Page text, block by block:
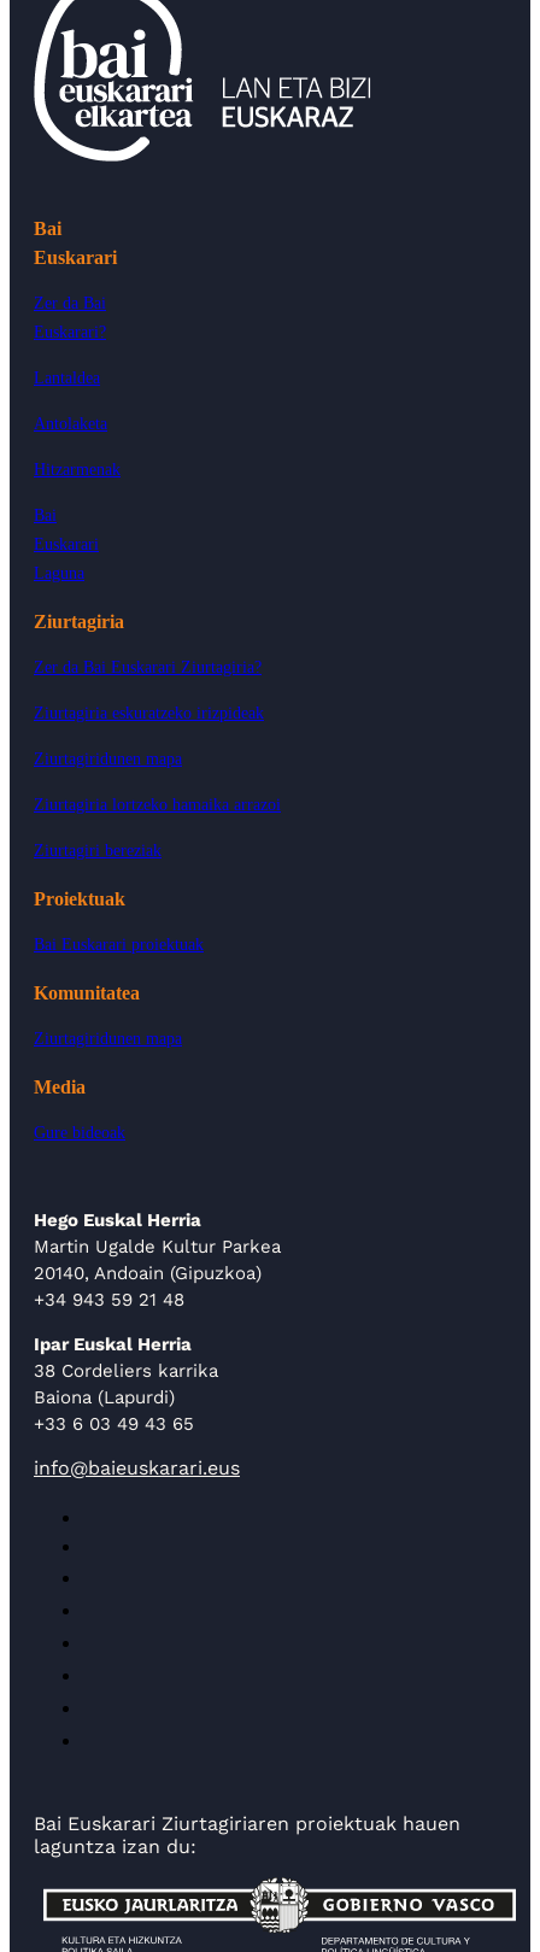
Bai
Euskarari
Zer da Bai
Euskarari?
Lantaldea
Antolaketa
Hitzarmenak
Bai
Euskarari
Laguna
Ziurtagiria
Zer da Bai Euskarari Ziurtagiria?
Ziurtagiria eskuratzeko irizpideak
Ziurtagiridunen mapa
Ziurtagiria lortzeko hamaika arrazoi
Ziurtagiri bereziak
Proiektuak
Bai Euskarari proiektuak
Komunitatea
Ziurtagiridunen mapa
Media
Gure bideoak
Hego Euskal Herria
Martin Ugalde Kultur Parkea
20140, Andoain (Gipuzkoa)
+34 943 59 21 48
Ipar Euskal Herria
38 Cordeliers karrika
Baiona (Lapurdi)
+33 6 03 49 43 65
info@baieuskarari.eus
Bai Euskarari Ziurtagiriaren proiektuak hauen
laguntza izan du: